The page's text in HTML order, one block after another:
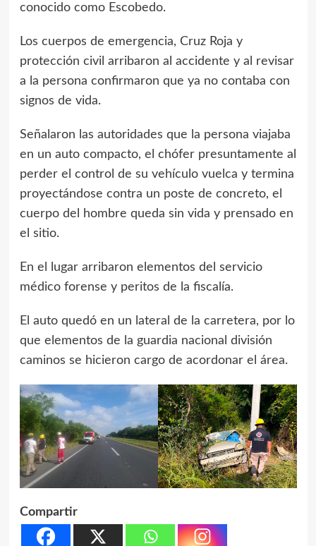
conocido como Escobedo.
Los cuerpos de emergencia, Cruz Roja y
protección civil arribaron al accidente y al revisar
a la persona confirmaron que ya no contaba con
signos de vida.
Señalaron las autoridades que la persona viajaba
en un auto compacto, el chófer presuntamente al
perder el control de su vehículo vuelca y termina
proyectándose contra un poste de concreto, el
cuerpo del hombre queda sin vida y prensado en
el sitio.
En el lugar arribaron elementos del servicio
médico forense y peritos de la fiscalía.
El auto quedó en un lateral de la carretera, por lo
que elementos de la guardia nacional división
caminos se hicieron cargo de acordonar el área.
Compartir